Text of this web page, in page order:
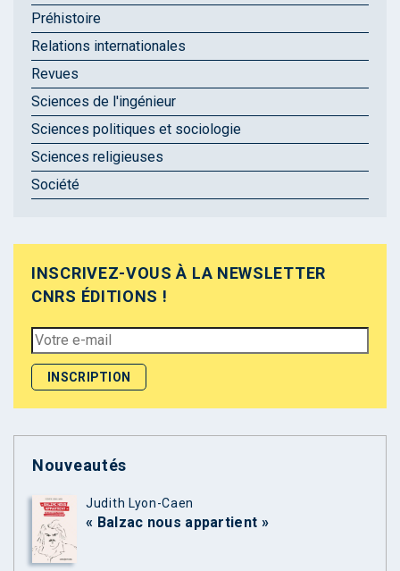
Préhistoire
Relations internationales
Revues
Sciences de l'ingénieur
Sciences politiques et sociologie
Sciences religieuses
Société
INSCRIVEZ-VOUS À LA NEWSLETTER
CNRS ÉDITIONS !
Nouveautés
Judith Lyon-Caen
« Balzac nous appartient »